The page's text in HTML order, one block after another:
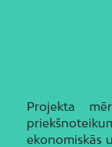
Projekta
ekonomiskās